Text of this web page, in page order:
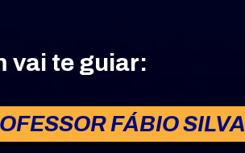
vai te guiar:
FÁBIO SILVA